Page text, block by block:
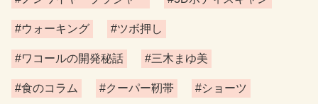
#ウォーキング #ツボ押し
#ワコールの開発秘話 #三木まゆ美
#食のコラム #クーパー靭帯 #ショーツ